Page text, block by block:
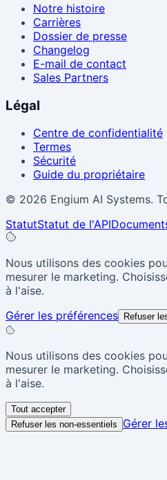
Notre histoire
Carrières
Dossier de presse
Changelog
E-mail de contact
Sales Partners
Légal
Centre de confidentialité
Termes
Sécurité
Guide du propriétaire
© 2026 Engium AI Systems.
StatutStatut de l'API
Nous utilisons des cookies
mesurer le marketing.
à l'aise.
Gérer les préférences
Refuser
Nous utilisons des cookies
mesurer le marketing.
à l'aise.
Tout accepter
Refuser les non-essentiels
Gérer